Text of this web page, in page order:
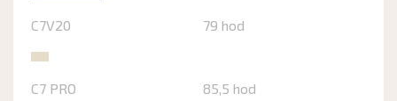
C7V20 79 hod
C7 PRO 85,5 hod